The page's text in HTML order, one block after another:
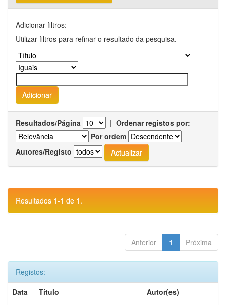
Adicionar filtros:
Utilizar filtros para refinar o resultado da pesquisa.
Resultados/Página | Ordenar registos por:
Por ordem
Autores/Registo
Resultados 1-1 de 1.
Anterior 1 Próxima
Registos:
Data
Título
Autor(es)